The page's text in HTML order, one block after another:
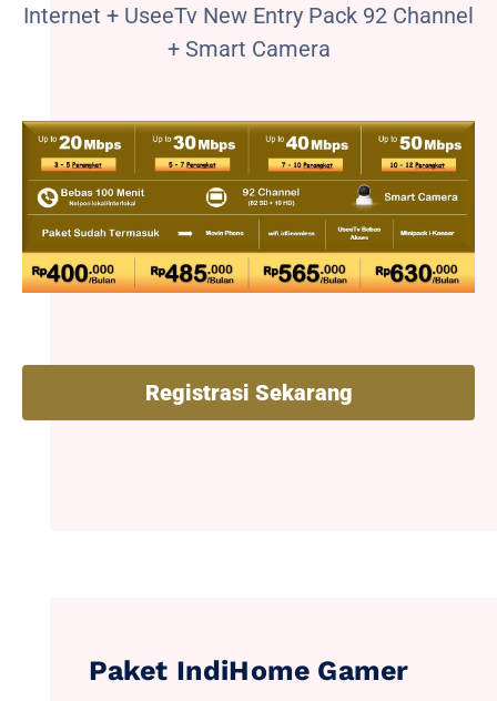
Internet + UseeTv New Entry Pack 92 Channel
+ Smart Camera
Registrasi Sekarang
Paket IndiHome Gamer